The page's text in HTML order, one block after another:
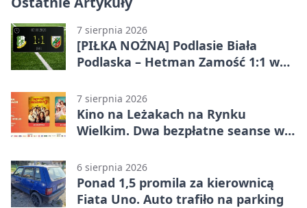
7 sierpnia 2026
[PIŁKA NOŻNA] Podlasie Biała
Podlaska – Hetman Zamość 1:1 w
podział punktów po bezbramkowej
pierwszej połowie
7 sierpnia 2026
Kino na Leżakach na Rynku
Wielkim. Dwa bezpłatne seanse w
6 sierpnia 2026
Ponad 1,5 promila za kierownicą
Fiata Uno. Auto trafiło na parking